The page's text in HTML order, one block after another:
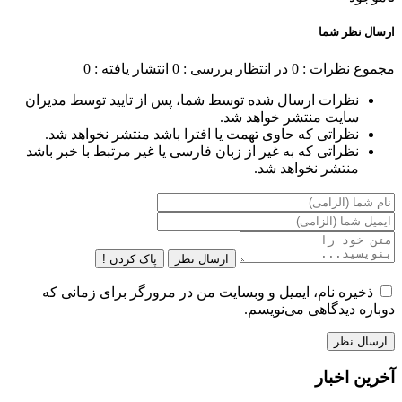
ارسال نظر شما
مجموع نظرات : 0 در انتظار بررسی : 0 انتشار یافته : 0
نظرات ارسال شده توسط شما، پس از تایید توسط مدیران
سایت منتشر خواهد شد.
نظراتی که حاوی تهمت یا افترا باشد منتشر نخواهد شد.
نظراتی که به غیر از زبان فارسی یا غیر مرتبط با خبر باشد
منتشر نخواهد شد.
ارسال نظر پاک کردن !
ذخیره نام، ایمیل و وبسایت من در مرورگر برای زمانی که
دوباره دیدگاهی می‌نویسم.
آخرین اخبار